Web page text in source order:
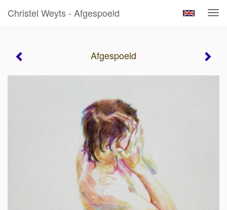
Christel Weyts - Afgespoeld
Afgespoeld